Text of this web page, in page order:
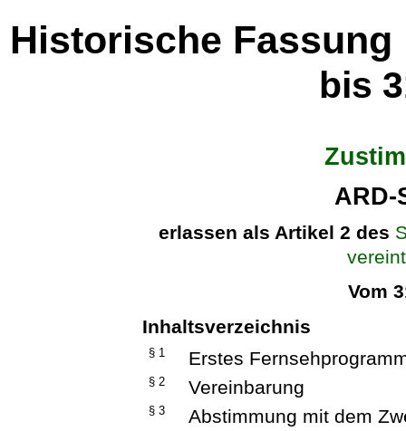
Historische Fassung
bis
ARD-
erlassen als Artikel 2 des
Vom
Inhaltsverzeichnis
§ 1 Erstes
§ 2 Vereinbarung
§ 3 Abstimmung mit dem